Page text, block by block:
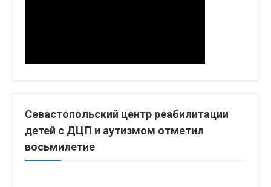
Севастопольский центр реабилитации
детей с ДЦП и аутизмом отметил
восьмилетие